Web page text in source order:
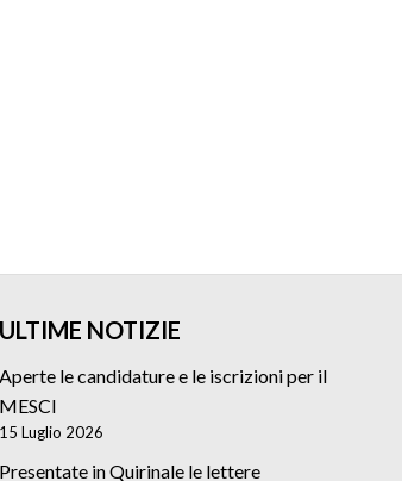
ULTIME NOTIZIE
Aperte le candidature e le iscrizioni per il
MESCI
15 Luglio 2026
Presentate in Quirinale le lettere